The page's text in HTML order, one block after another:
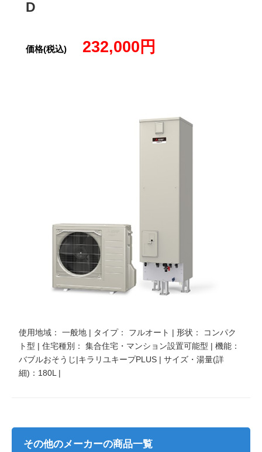
D
価格(税込)232,000円
使用地域： 一般地 | タイプ： フルオート | 形状： コンパク
ト型 | 住宅種別： 集合住宅・マンション設置可能型 | 機能：
バブルおそうじ|キラリユキープPLUS | サイズ・湯量(詳
細)：180L |
その他のメーカーの商品一覧